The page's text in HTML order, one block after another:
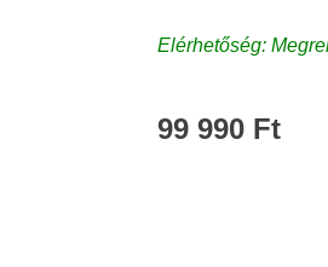
Elérhetőség:
99 990 Ft